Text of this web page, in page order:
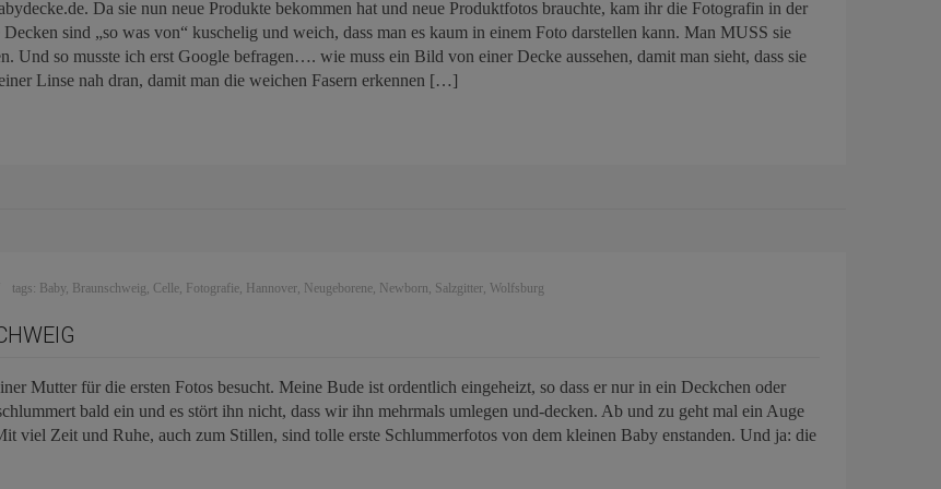
Da sie nun neue Produkte bekommen hat und neue Produktfotos brauchte, kam ihr die Fotografin in der
sind „so was von“ kuschelig und weich, dass man es kaum in einem Foto darstellen kann. Man MUSS sie
Und so musste ich erst Google befragen…. wie muss ein Bild von einer Decke aussehen, damit man sieht, dass sie
Linse nah dran, damit man die weichen Fasern erkennen […]
tags: Baby, Braunschweig, Celle, Fotografie, Hannover, Neugeborene, Newborn, Salzgitter, Wolfsburg
Mutter für die ersten Fotos besucht. Meine Bude ist ordentlich eingeheizt, so dass er nur in ein Deckchen oder
bald ein und es stört ihn nicht, dass wir ihn mehrmals umlegen und-decken. Ab und zu geht mal ein Auge
viel Zeit und Ruhe, auch zum Stillen, sind tolle erste Schlummerfotos von dem kleinen Baby enstanden. Und ja: die